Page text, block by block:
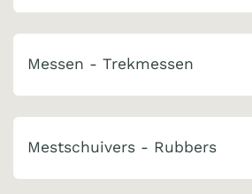
Messen - Trekmessen
Mestschuivers - Rubbers